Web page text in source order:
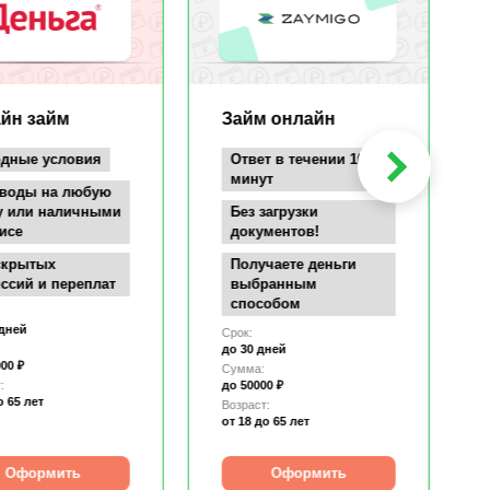
займ
условия
на любую
или наличными
и переплат
₽
65 лет
Оформить
Займ онлайн
Ответ в течении 10
минут
Без загрузки
документов!
Получаете деньги
выбранным
способом
Срок:
до 30 дней
Сумма:
до 50000 ₽
Возраст:
от 18 до 65 лет
Оформить